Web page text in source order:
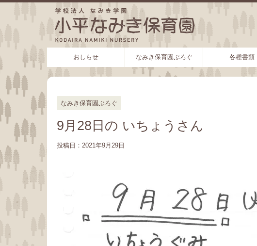
おしらせ なみき保育園ぶろぐ 各種書類
なみき保育園ぶろぐ
9月28日の いちょうさん
投稿日： 2021年9月29日